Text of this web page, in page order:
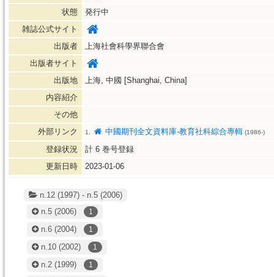
状態
発行中
雑誌公式サイト
出版者
上海社會科學界聯合會
出版者サイト
出版地
上海, 中國 [Shanghai, China]
内容紹介
その他
外部リンク
1. 中國期刊全文資料庫-教育社科綜合專輯 (1986-)
登録状況 計 6 巻号登録
更新日時
2023-01-06
n.12 (1997) - n.5 (2006)
n.5 (2006) 1
n.6 (2004) 1
n.10 (2002) 1
n.2 (1999) 1